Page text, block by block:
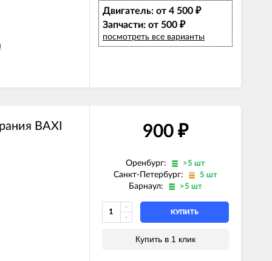
Двигатель: от 4 500 ₽
Запчасти: от 500 ₽
посмотреть все варианты
BAXI 900 ₽
Оренбург: >5 шт
Санкт-Петербург: 5 шт
Барнаул: >5 шт
КУПИТЬ
Купить в 1 клик